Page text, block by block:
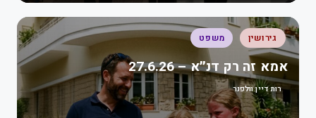
גירושין משפט
אמא זה רק דנ״א – 27.6.26
רות דיין וולפנר